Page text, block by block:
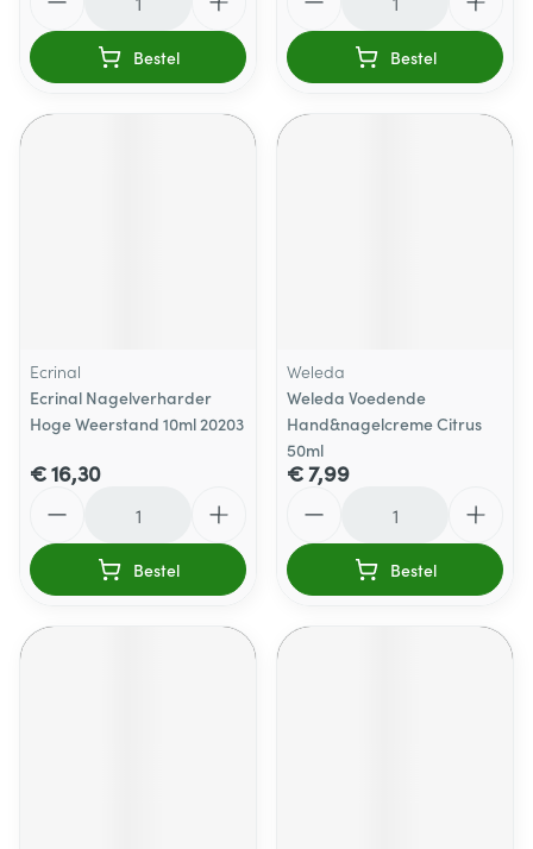
Bestel Bestel
Ecrinal
Ecrinal Nagelverharder
Hoge Weerstand 10ml 20203
€ 16,30
Bestel
Weleda
Weleda Voedende
Hand&nagelcreme Citrus
50ml
€ 7,99
Bestel